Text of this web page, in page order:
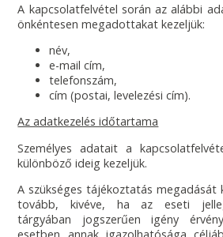
A kapcsolatfelvétel során az alábbi
önkéntesen megadottakat kezeljük:
név,
e-mail cím,
telefonszám,
cím (postai, levelezési cím).
Az adatkezelés időtartama
Személyes adatait a
különböző ideig kezeljük.
A szükséges tájékoztatás megadását
tovább, kivéve, ha az eseti
tárgyában jogszerűen igény